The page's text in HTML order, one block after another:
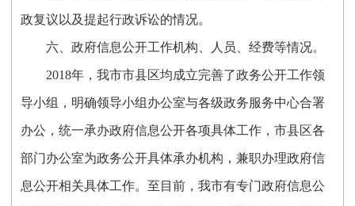
政复议以及提起行政诉讼的情况。
六、政府信息公开工作机构、人员、经费等情况。
2018年，我市市县区均成立完善了政务公开工作领
导小组，明确领导小组办公室与各级政务服务中心合署
办公，统一承办政府信息公开各项具体工作，市县区各
部门办公室为政务公开具体承办机构，兼职办理政府信
息公开相关具体工作。至目前，我市有专门政府信息公